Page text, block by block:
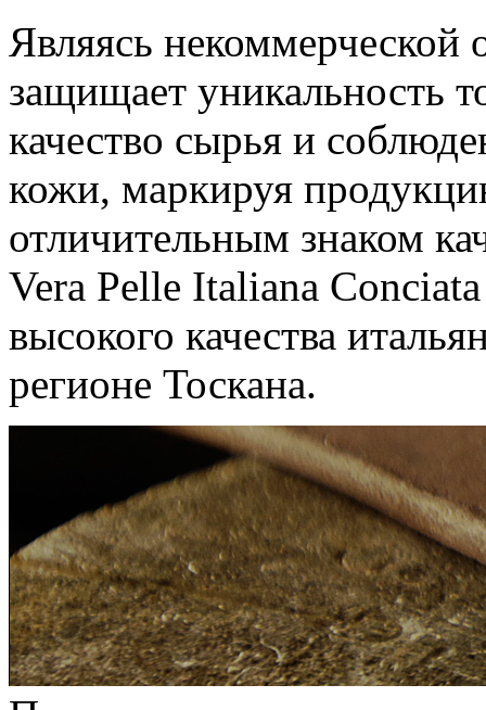
Являясь некоммерческой
защищает уникальность
качество сырья и
кожи, маркируя
отличительным знаком
Vera Pelle Italiana
высокого качества
регионе Тоскана.